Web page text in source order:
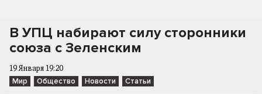
В УПЦ набирают силу сторонники
союза с Зеленским
19 Января 19:20
Мир Общество Новости Статьи